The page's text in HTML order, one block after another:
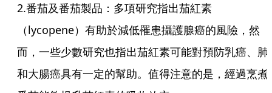
2.番茄及番茄製品：多項研究指出茄紅素
（lycopene）有助於減低罹患攝護腺癌的風險，然
而，一些少數研究也指出茄紅素可能對預防乳癌、肺
和大腸癌具有一定的幫助。值得注意的是，經過烹煮